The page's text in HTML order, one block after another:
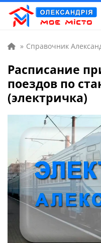
» Справочник
Расписание
поездов по
(электричка)